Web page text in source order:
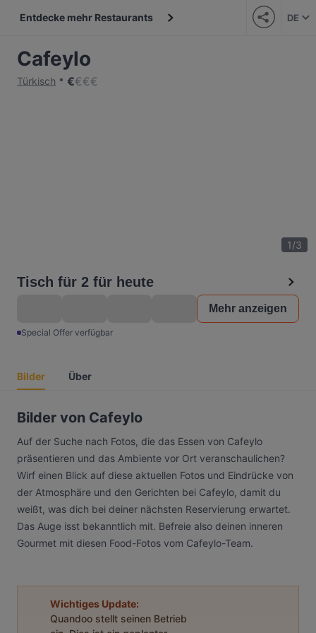
Entdecke mehr Restaurants DE
Cafeylo
Türkisch €€€€
1/3
Tisch für 2 für heute
Mehr anzeigen
Special Offer verfügbar
Bilder Über
Bilder von Cafeylo
Auf der Suche nach Fotos, die das Essen von Cafeylo
präsentieren und das Ambiente vor Ort veranschaulichen?
Wirf einen Blick auf diese aktuellen Fotos und Eindrücke von
der Atmosphäre und den Gerichten bei Cafeylo, damit du
weißt, was dich bei deiner nächsten Reservierung erwartet.
Das Auge isst bekanntlich mit. Befreie also deinen inneren
Gourmet mit diesen Food-Fotos vom Cafeylo-Team.
Wichtiges Update:
Quandoo stellt seinen Betrieb